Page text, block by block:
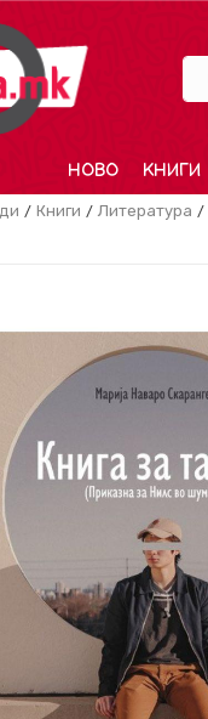
НОВО КНИГИ
Книги Литература